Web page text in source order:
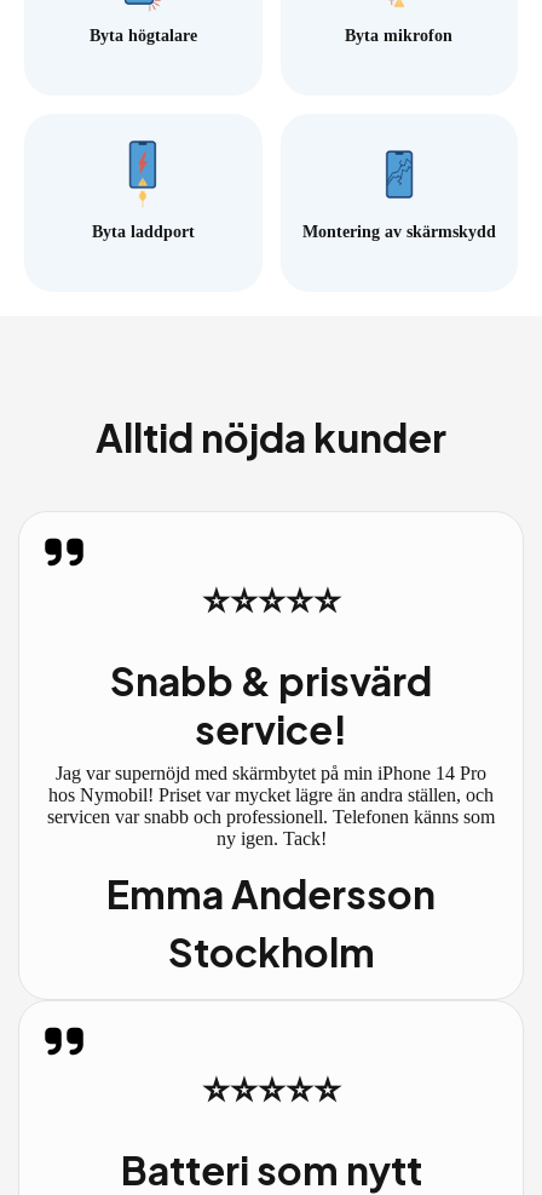
Byta högtalare Byta mikrofon
Byta laddport Montering av skärmskydd
Alltid nöjda kunder
⭐⭐⭐⭐⭐
Snabb & prisvärd
service!
Jag var supernöjd med skärmbytet på min iPhone 14 Pro
hos Nymobil! Priset var mycket lägre än andra ställen, och
servicen var snabb och professionell. Telefonen känns som
ny igen. Tack!
Emma Andersson
Stockholm
⭐⭐⭐⭐⭐
Batteri som nytt